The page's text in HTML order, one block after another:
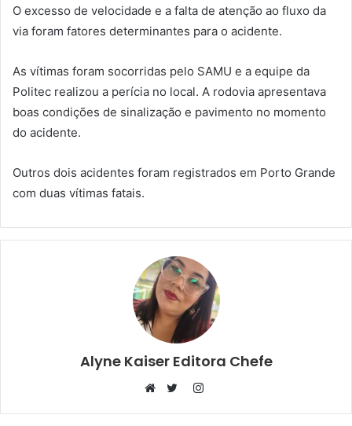
O excesso de velocidade e a falta de atenção ao fluxo da
via foram fatores determinantes para o acidente.
As vítimas foram socorridas pelo SAMU e a equipe da
Politec realizou a perícia no local. A rodovia apresentava
boas condições de sinalização e pavimento no momento
do acidente.
Outros dois acidentes foram registrados em Porto Grande
com duas vítimas fatais.
Alyne Kaiser Editora Chefe
Instagram